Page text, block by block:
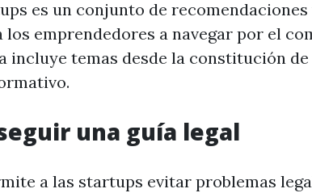
es un conjunto de recomendaciones
los emprendedores a navegar por el
incluye temas desde la constitución
una guía legal
a las startups evitar problemas